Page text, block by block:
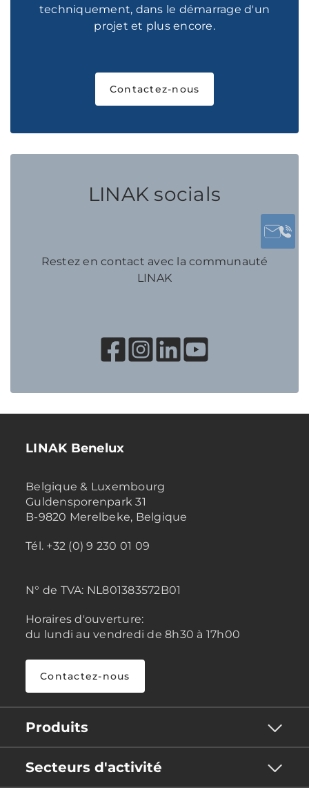
techniquement, dans le démarrage d'un
projet et plus encore.
Contactez-nous
LINAK socials
Restez en contact avec la communauté
LINAK
LINAK Benelux
Belgique & Luxembourg
Guldensporenpark 31
B-9820 Merelbeke, Belgique
Tél. +32 (0) 9 230 01 09
N° de TVA: NL801383572B01
Horaires d'ouverture:
du lundi au vendredi de 8h30 à 17h00
Contactez-nous
Produits
Secteurs d'activité